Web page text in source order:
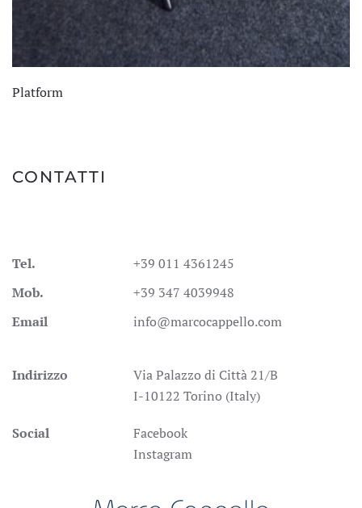
Platform
CONTATTI
Tel.
+39 011 4361245
Mob.
+39 347 4039948
Email
info@marcocappello.com
Indirizzo
Via Palazzo di Città 21/B
I-10122 Torino (Italy)
Social
Facebook
Instagram